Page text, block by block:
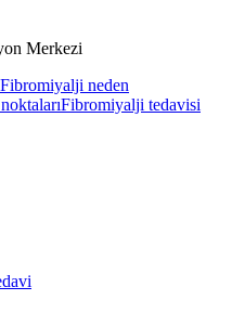
Merkezi
Fibromiyalji neden
Fibromiyalji tedavisi